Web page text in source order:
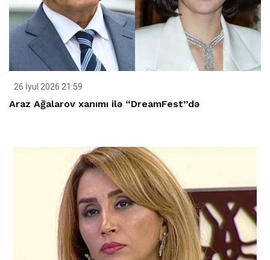
26 İyul 2026 21:59
Araz Ağalarov xanımı ilə “DreamFest”də